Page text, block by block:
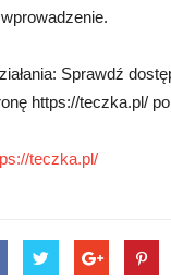
Sprawdź
https://teczka.pl/
teczka.pl/